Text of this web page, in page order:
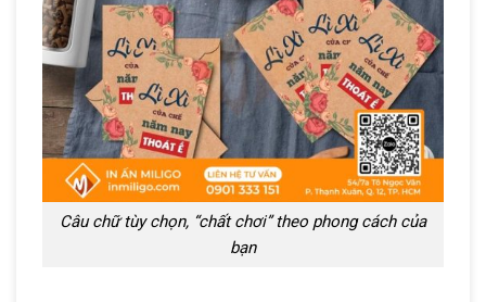
Câu chữ tùy chọn, “chất chơi” theo phong cách của
bạn